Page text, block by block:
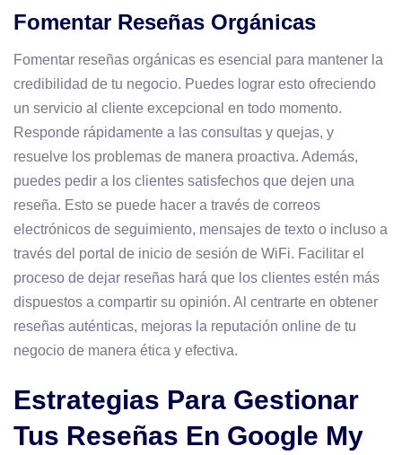
Fomentar Reseñas Orgánicas
Fomentar reseñas orgánicas es esencial para mantener la
credibilidad de tu negocio. Puedes lograr esto ofreciendo
un servicio al cliente excepcional en todo momento.
Responde rápidamente a las consultas y quejas, y
resuelve los problemas de manera proactiva. Además,
puedes pedir a los clientes satisfechos que dejen una
reseña. Esto se puede hacer a través de correos
electrónicos de seguimiento, mensajes de texto o incluso a
través del portal de inicio de sesión de WiFi. Facilitar el
proceso de dejar reseñas hará que los clientes estén más
dispuestos a compartir su opinión. Al centrarte en obtener
reseñas auténticas, mejoras la reputación online de tu
negocio de manera ética y efectiva.
Estrategias Para Gestionar
Tus Reseñas En Google My